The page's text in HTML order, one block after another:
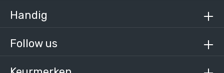
Follow us
Handig